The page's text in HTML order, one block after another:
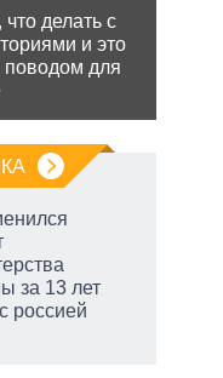
делать с
и это
для
за 13 лет
россией